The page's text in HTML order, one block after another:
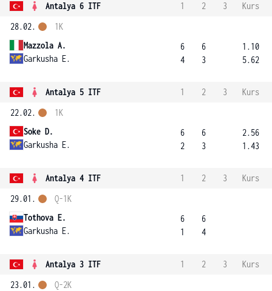
Antalya 6 ITF 1 2 3
Kurs
28.02.
Mazzola A.
Garkusha E.
1K
6
4
6
3
1.10
5.62
Antalya 5 ITF 1 2 3
Kurs
22.02.
Soke D.
Garkusha E.
1K
6
2
6
3
2.56
1.43
Antalya 4 ITF 1 2 3
Kurs
29.01.
Tothova E.
Garkusha E.
Q-1K
6
1
6
4
Antalya 3 ITF 1 2 3
Kurs
23.01.
Q-2K